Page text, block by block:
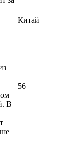
Китай
В
56